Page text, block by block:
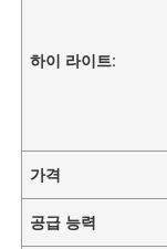
하이 라이트:
가격
공급 능력